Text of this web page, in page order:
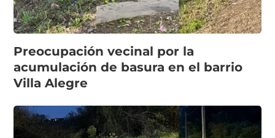
Preocupación vecinal por la
acumulación de basura en el barrio
Villa Alegre